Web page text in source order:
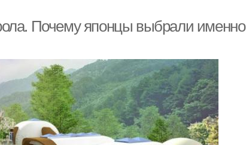
Почему японцы выбрали именно